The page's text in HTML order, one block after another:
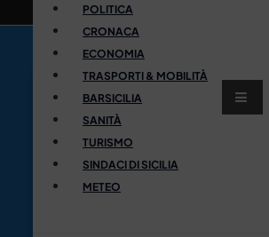
POLITICA
CRONACA
ECONOMIA
TRASPORTI & MOBILITÀ
BARSICILIA
SANITÀ
TURISMO
SINDACI DI SICILIA
METEO